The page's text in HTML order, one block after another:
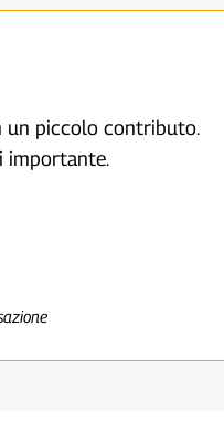
un piccolo contributo.
importante.